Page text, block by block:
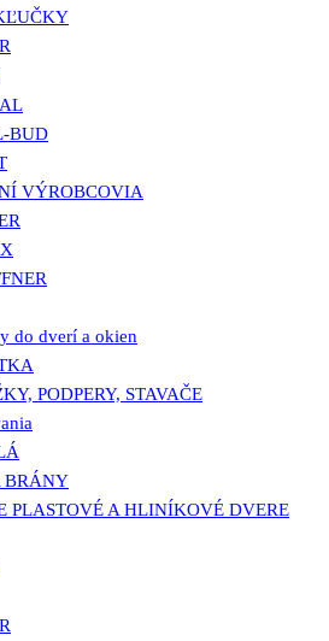
BUD
VÝROBCOVIA
do dverí a okien
PODPERY, STAVAČE
BRÁNY
PLASTOVÉ A HLINÍKOVÉ DVERE